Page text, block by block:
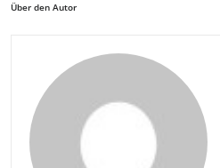
Über den Autor